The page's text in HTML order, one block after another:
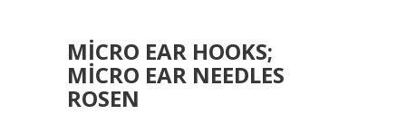
MICRO EAR HOOKS;
MICRO EAR NEEDLES
ROSEN